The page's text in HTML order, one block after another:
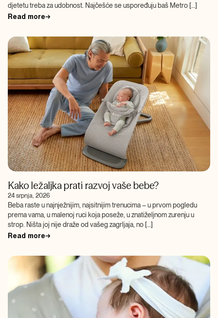
djetetu treba za udobnost. Najčešće se uspoređuju baš Metro […]
Read more→
Kako ležaljka prati razvoj vaše bebe?
24 srpnja, 2026
Beba raste u najnježnijim, najsitnijim trenucima – u prvom pogledu
prema vama, u malenoj ruci koja poseže, u znatiželjnom zurenju u
strop. Ništa joj nije draže od vašeg zagrljaja, no […]
Read more→